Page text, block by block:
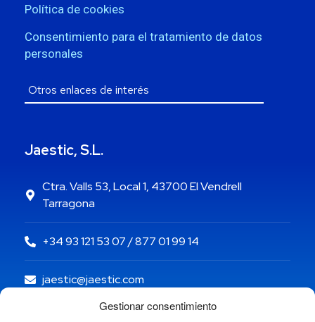
Gestionar consentimiento
Política de cookies
Consentimiento para el tratamiento de datos
personales
Jaestic, S.L.
Ctra. Valls 53, Local 1, 43700 El Vendrell
Tarragona
+34 93 121 53 07 / 877 01 99 14
jaestic@jaestic.com